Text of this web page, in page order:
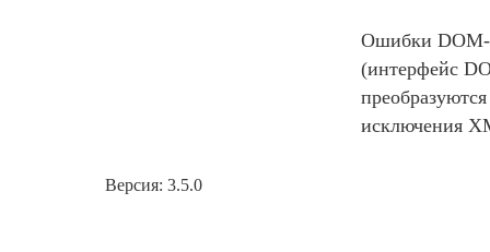
Версия: 3.5.0
Ошибки DOM-
(интерфейс
исключения